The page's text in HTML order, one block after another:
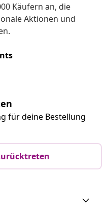
Käufern an, die
Aktionen und
für deine Bestellung